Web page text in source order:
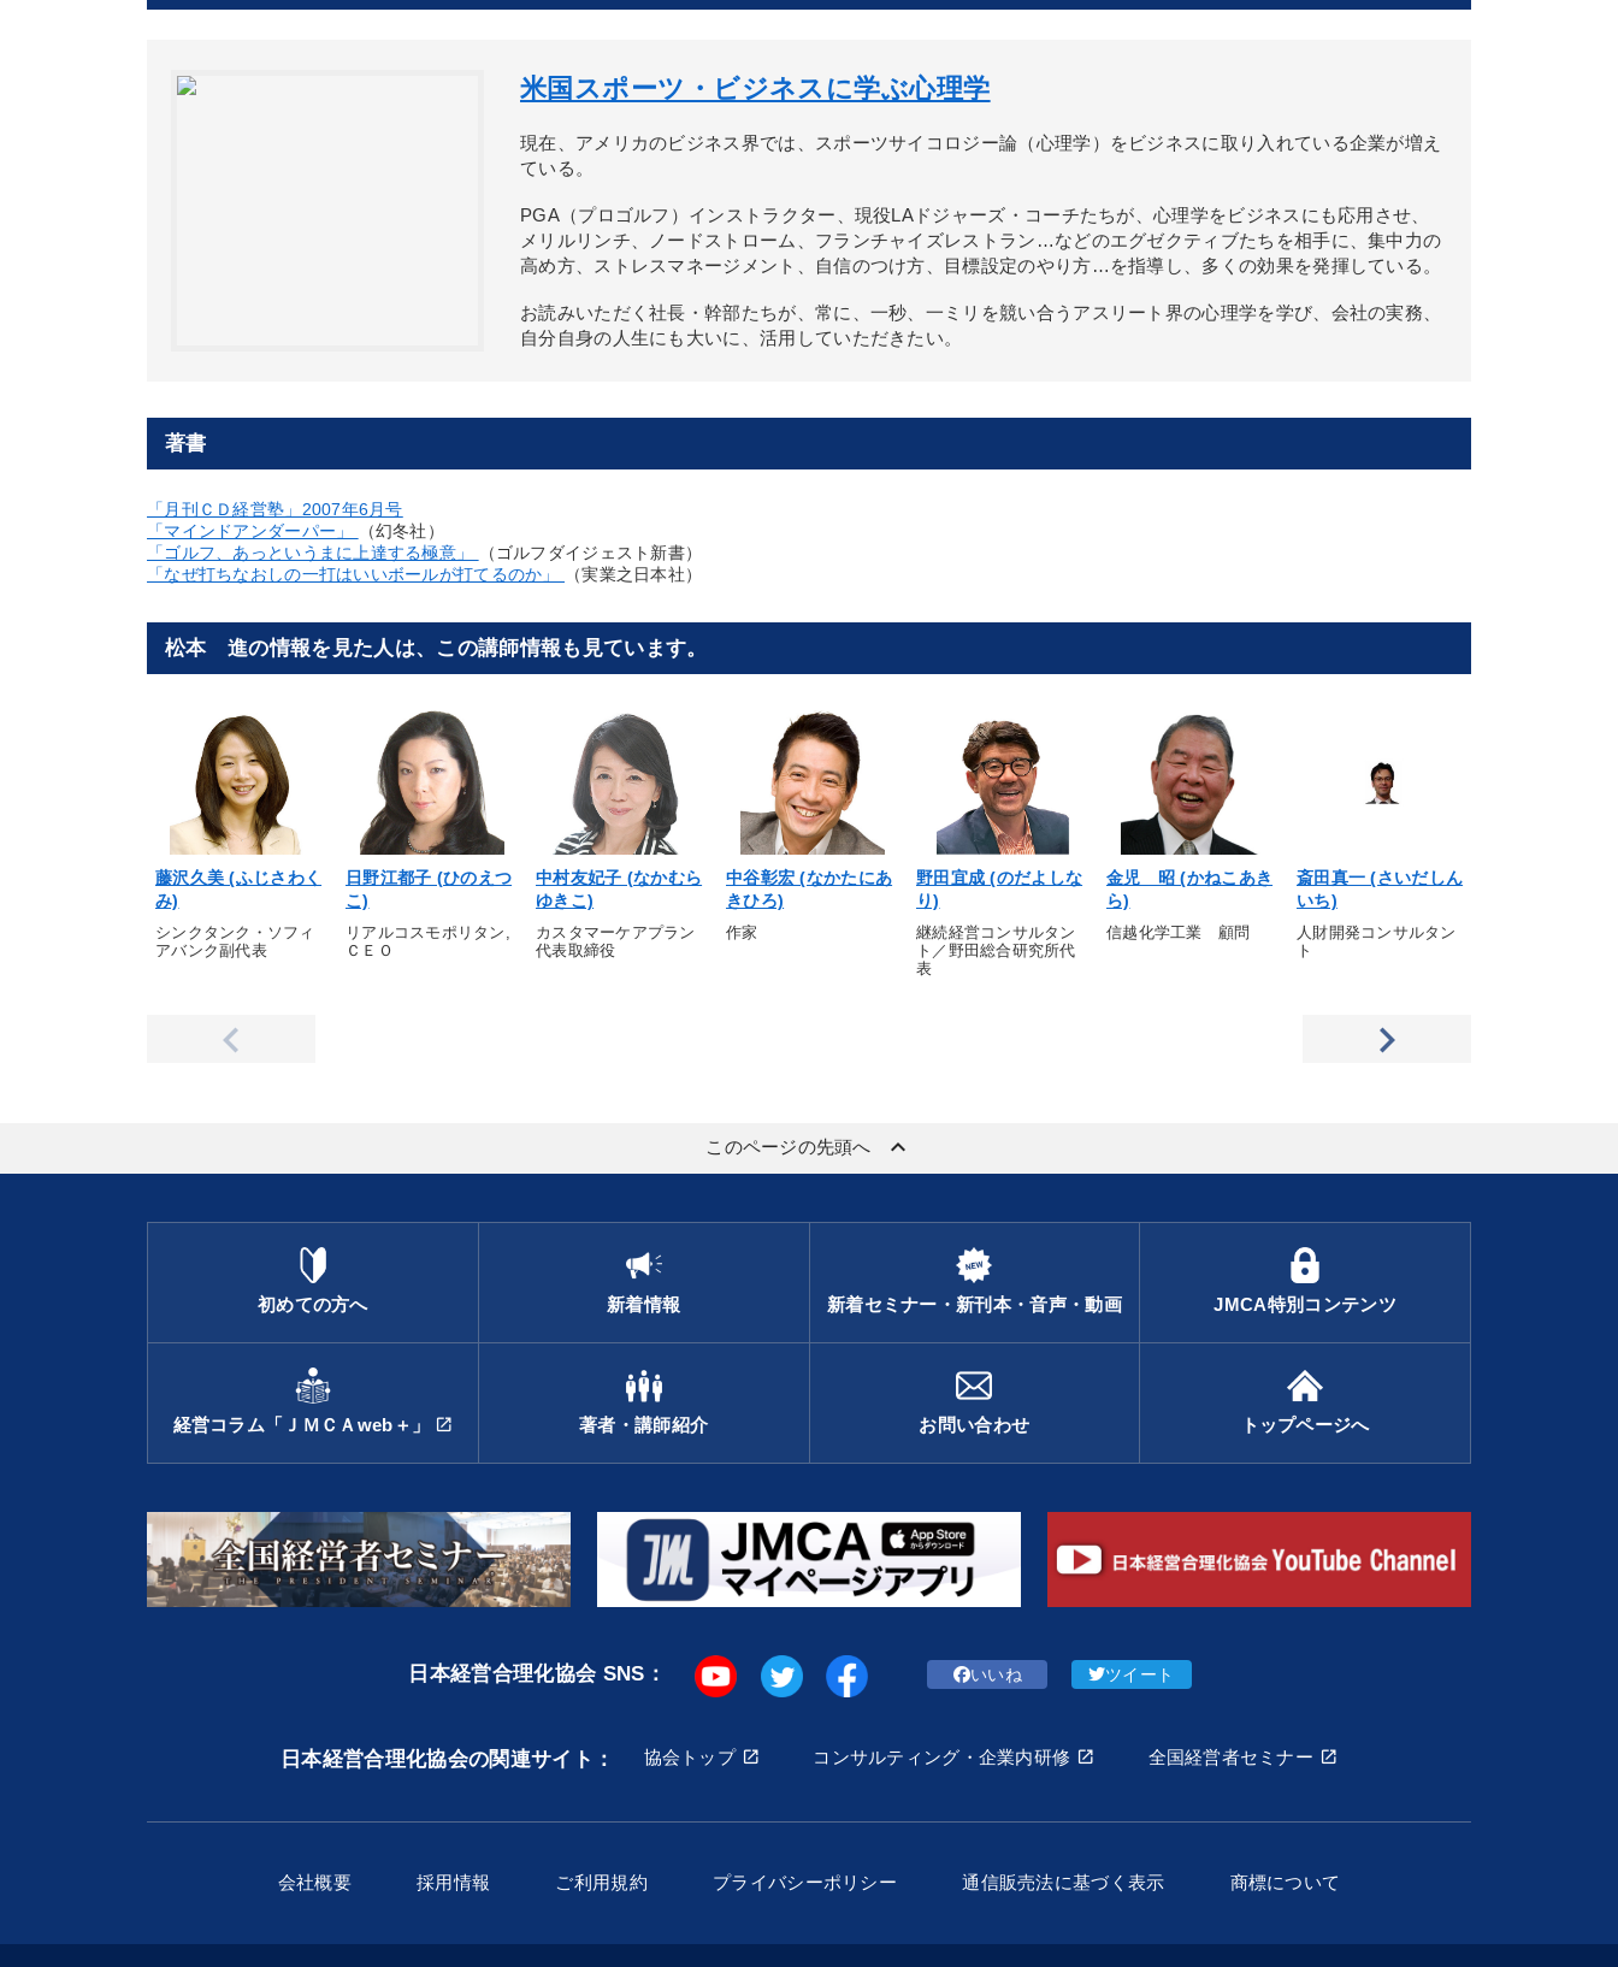
米国スポーツ・ビジネスに学ぶ心理学
現在、アメリカのビジネス界では、スポーツサイコロジー論（心理学）をビジネスに取り入れている企業が増え
ている。
PGA（プロゴルフ）インストラクター、現役LAドジャーズ・コーチたちが、心理学をビジネスにも応用させ、
メリルリンチ、ノードストローム、フランチャイズレストラン…などのエグゼクティブたちを相手に、集中力の
高め方、ストレスマネージメント、自信のつけ方、目標設定のやり方…を指導し、多くの効果を発揮している。
お読みいただく社長・幹部たちが、常に、一秒、一ミリを競い合うアスリート界の心理学を学び、会社の実務、
自分自身の人生にも大いに、活用していただきたい。
著書
「月刊ＣＤ経営塾」2007年6月号
「マインドアンダーパー」
（幻冬社）
「ゴルフ、あっというまに上達する極意」
（ゴルフダイジェスト新書）
「なぜ打ちなおしの一打はいいボールが打てるのか」
（実業之日本社）
松本 進の情報を見た人は、この講師情報も見ています。
藤沢久美 (ふじさわく
み)
シンクタンク・ソフィ
アバンク副代表
日野江都子 (ひのえつ
こ)
リアルコスモポリタン,
ＣＥＯ
中村友妃子 (なかむら
ゆきこ)
カスタマーケアプラン
代表取締役
中谷彰宏 (なかたにあ
きひろ)
作家
野田宜成 (のだよしな
り)
継続経営コンサルタン
ト／野田総合研究所代
表
金児 昭 (かねこあき
ら)
信越化学工業 顧問
斎田真一 (さいだしん
いち)
人財開発コンサルタン
ト
このページの先頭へ keyboard_arrow_up
初めての方へ 新着情報 新着セミナー・新刊本・音声・動画 JMCA特別コンテンツ
経営コラム「ＪＭＣＡweb＋」 open_in_new 著者・講師紹介 お問い合わせ トップページへ
日本経営合理化協会 SNS： いいね ツイート
日本経営合理化協会の関連サイト： 協会トップ コンサルティング・企業内研修 全国経営者セミナー
会社概要 採用情報 ご利用規約 プライバシーポリシー 通信販売法に基づく表示 商標について